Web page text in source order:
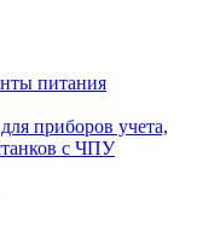
питания
приборов учета,
с ЧПУ